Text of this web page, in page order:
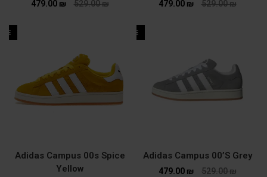
529.00₪
479.00 ₪
529.00₪
479.00 ₪
SALE
Adidas Campus 00’S Grey
529.00₪
479.00 ₪
Adidas Campus 00s Spice
Yellow